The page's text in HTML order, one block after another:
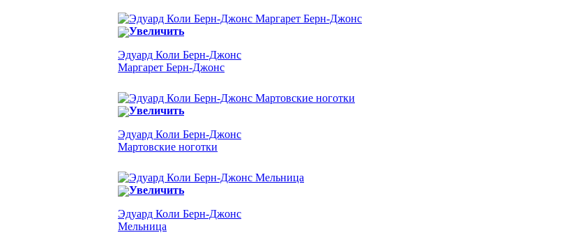
Увеличить
Эдуард Коли Берн-Джонс
Маргарет Берн-Джонс
Увеличить
Эдуард Коли Берн-Джонс
Мартовские ноготки
Увеличить
Эдуард Коли Берн-Джонс
Мельница